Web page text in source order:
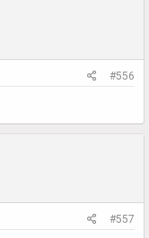
#556
#557